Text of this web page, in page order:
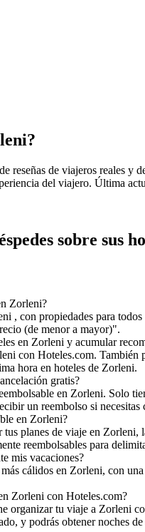
reseñas de viajeros reales
del viajero. Última
sobre sus
Zorleni?
, con propiedades para
(de menor a mayor)".
en Zorleni y acumular
con Hoteles.com.
hora en hoteles de Zorleni.
gratis?
en Zorleni. Solo
un reembolso si
en Zorleni?
planes de viaje en Zorleni,
reembolsables para
mis vacaciones?
cálidos en Zorleni, con
Zorleni con Hoteles.com?
organizar tu viaje a Zorleni
y podrás obtener noches